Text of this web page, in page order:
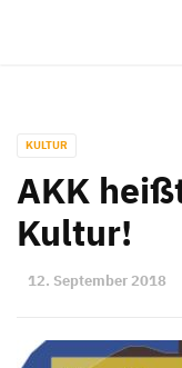
KULTUR
AKK
Kultur!
12. September 2018